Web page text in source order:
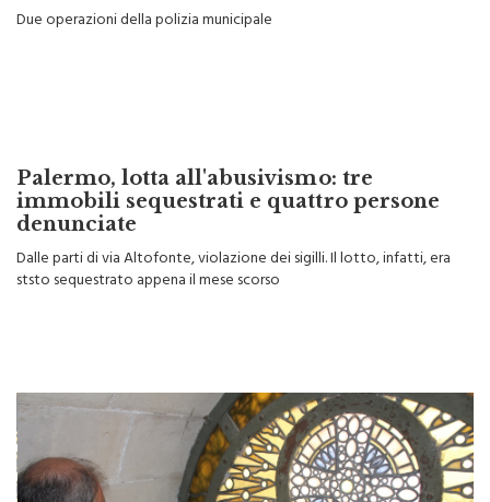
Due operazioni della polizia municipale
Palermo, lotta all'abusivismo: tre
immobili sequestrati e quattro persone
denunciate
Dalle parti di via Altofonte, violazione dei sigilli. Il lotto, infatti, era
ststo sequestrato appena il mese scorso